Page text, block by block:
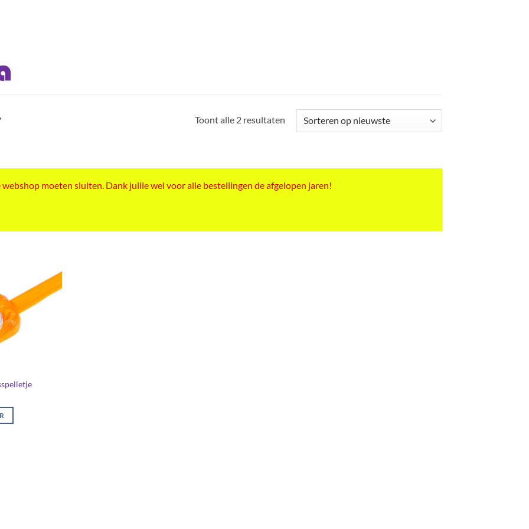
Toont alle 2 resultatenGesorteerd
moeten sluiten. Dank jullie wel voor alle bestellingen de afgelopen jaren!